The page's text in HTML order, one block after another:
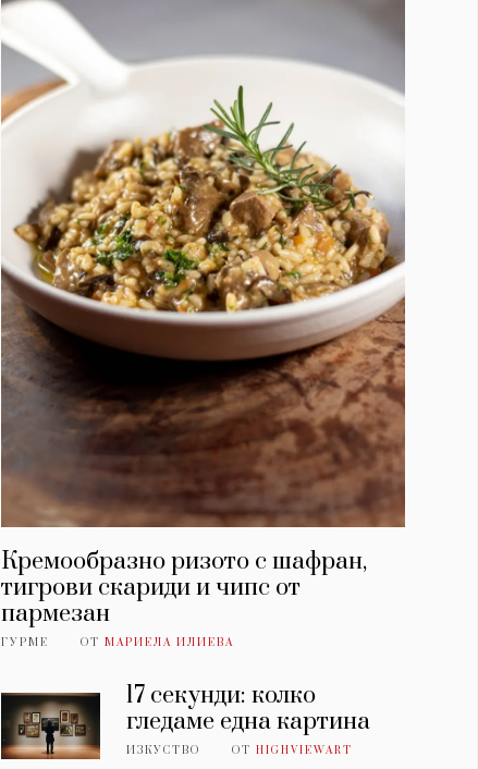
Кремообразно ризото с шафран,
тигрови скариди и чипс от
пармезан
ГУРМЕ ОТ МАРИЕЛА ИЛИЕВА
17 секунди: колко
гледаме една картина
ИЗКУСТВО ОТHIGHVIEWART